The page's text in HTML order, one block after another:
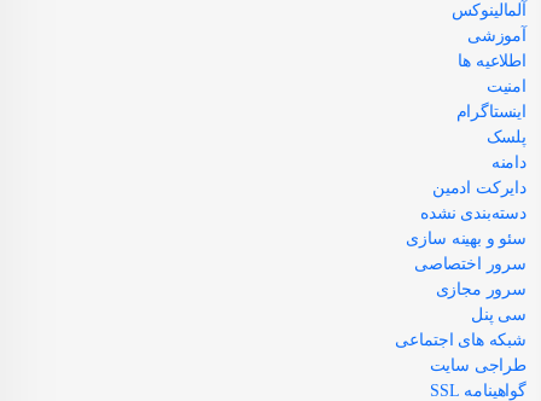
آلمالینوکس
آموزشی
اطلاعیه ها
امنیت
اینستاگرام
پلسک
دامنه
دایرکت ادمین
دسته‌بندی نشده
سئو و بهینه سازی
سرور اختصاصی
سرور مجازی
سی پنل
شبکه های اجتماعی
طراجی سایت
گواهینامه SSL